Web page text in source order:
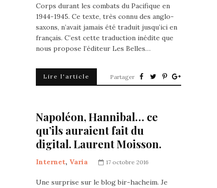
Corps durant les combats du Pacifique en
1944-1945. Ce texte, très connu des anglo-
saxons, n’avait jamais été traduit jusqu’ici en
français. C’est cette traduction inédite que
nous propose l’éditeur Les Belles…
Lire l'article Partager
Napoléon, Hannibal… ce
qu’ils auraient fait du
digital. Laurent Moisson.
Internet, Varia 17 octobre 2016
Une surprise sur le blog bir-hacheim. Je